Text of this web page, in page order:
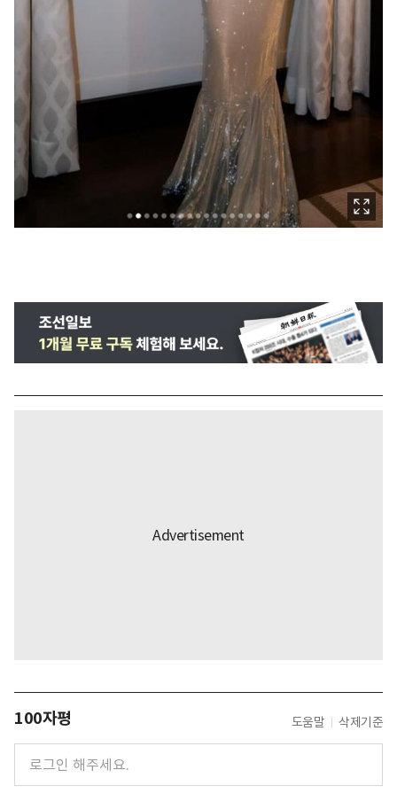
100자평 도움말 삭제기준